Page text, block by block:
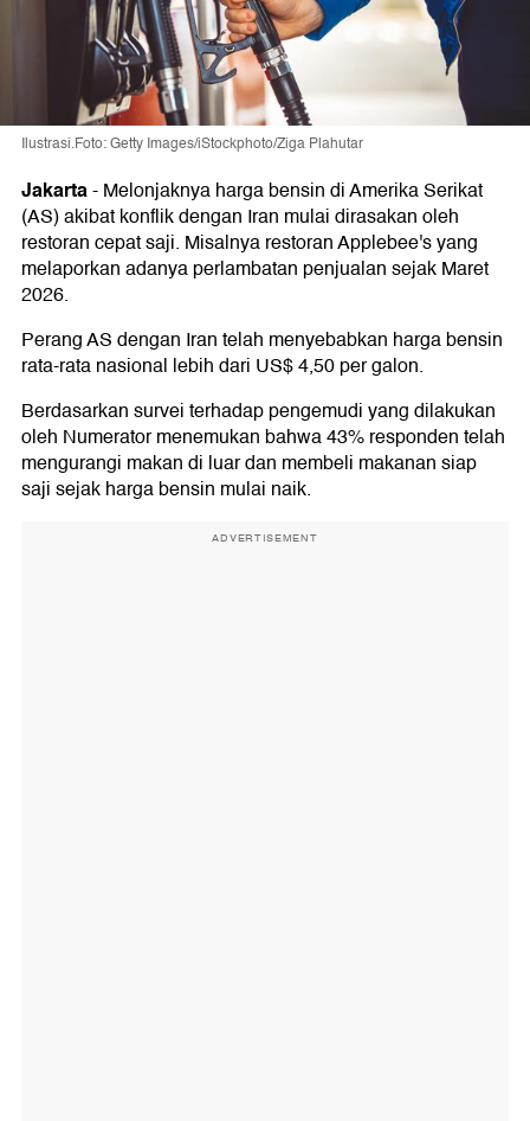
Ilustrasi.Foto: Getty Images/iStockphoto/Ziga Plahutar
Jakarta-Melonjaknya harga bensin di Amerika Serikat
(AS) akibat konflik dengan Iran mulai dirasakan oleh
restoran cepat saji. Misalnya restoran Applebee's yang
melaporkan adanya perlambatan penjualan sejak Maret
2026.
Perang AS dengan Iran telah menyebabkan harga bensin
rata-rata nasional lebih dari US$ 4,50 per galon.
Berdasarkan survei terhadap pengemudi yang dilakukan
oleh Numerator menemukan bahwa 43% responden telah
mengurangi makan di luar dan membeli makanan siap
saji sejak harga bensin mulai naik.
ADVERTISEMENT